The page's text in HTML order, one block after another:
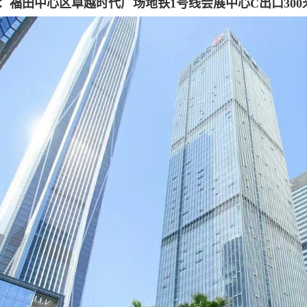
福田中心区卓越时代广场地铁1号线会展中心C出口300